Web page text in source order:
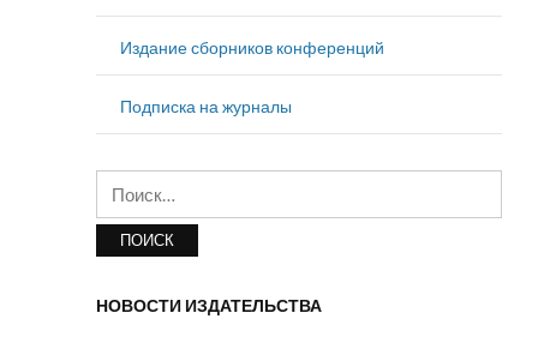
Издание сборников конференций
Подписка на журналы
НОВОСТИ ИЗДАТЕЛЬСТВА